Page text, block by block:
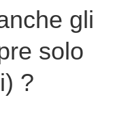
gli
solo
?